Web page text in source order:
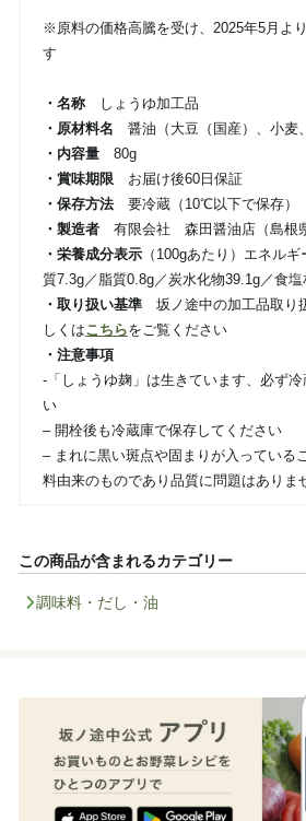
※原料の価格高騰を受け、2025年5月よ
す
・名称しょうゆ加工品
・原材料名 醤油（大豆（国産）、小麦
・内容量80g
・賞味期限 お届け後60日保証
・保存方法要冷蔵（10℃以下で保存）
・製造者有限会社 森田醤油店（島根県
・栄養成分表示（100gあたり）エネルギ
質7.3g／脂質0.8g／炭水化物39.1g／食塩
・取り扱い基準坂ノ途中の加工品取り
しくはこちらをご覧ください
・注意事項
-「しょうゆ麹」は生きています、必ず
い
– 開栓後も冷蔵庫で保存してください
– まれに黒い斑点や固まりが入っている
料由来のものであり品質に問題はありま
この商品が含まれるカテゴリー
調味料・だし・油